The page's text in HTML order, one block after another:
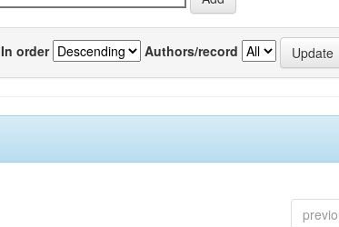
In order Authors/record